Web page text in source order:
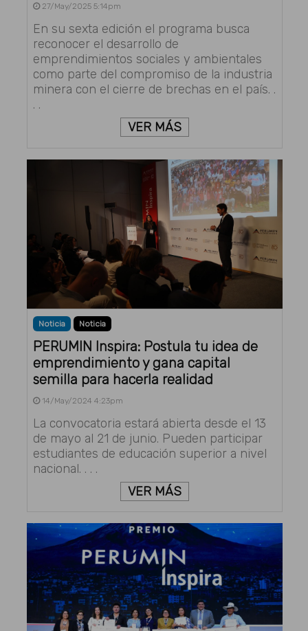
27/May/2025 5:14pm
En su sexta edición el programa busca
reconocer el desarrollo de
emprendimientos sociales y ambientales
como parte del compromiso de la industria
minera con el cierre de brechas en el país. .
. .
VER MÁS
Noticia Noticia
PERUMIN Inspira: Postula tu idea de
emprendimiento y gana capital
semilla para hacerla realidad
14/May/2024 4:23pm
La convocatoria estará abierta desde el 13
de mayo al 21 de junio. Pueden participar
estudiantes de educación superior a nivel
nacional. . . .
VER MÁS